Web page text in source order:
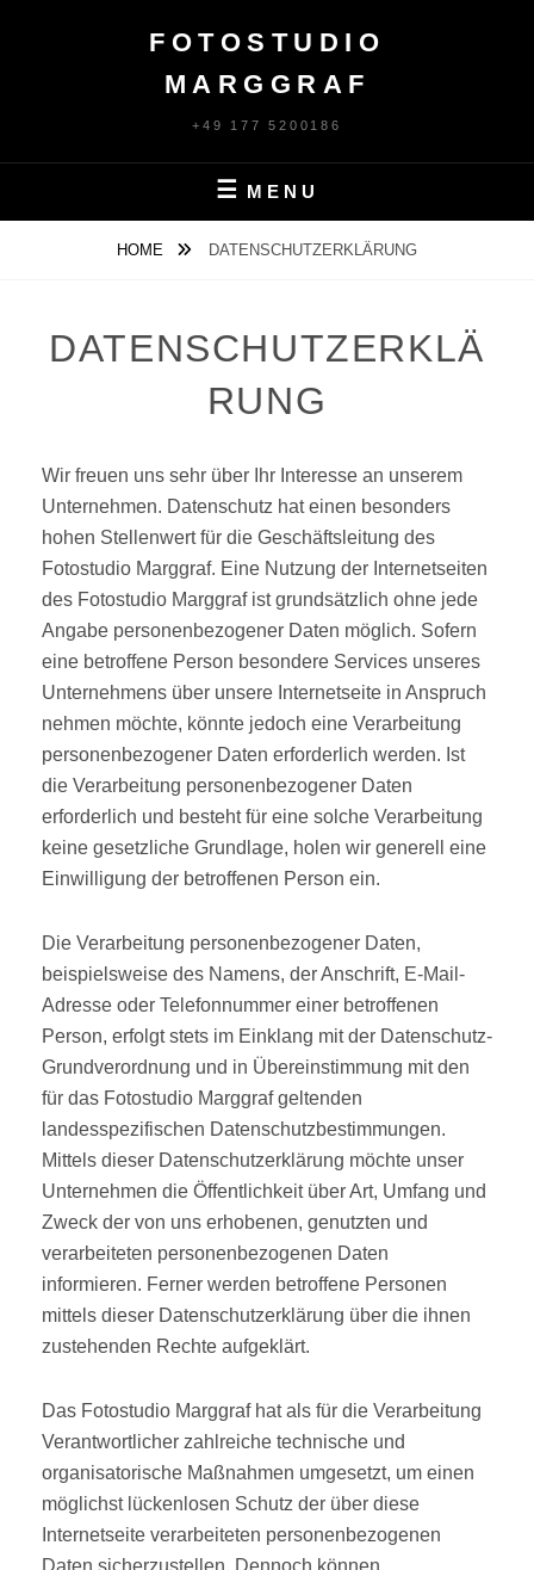
FOTOSTUDIO
MARGGRAF
+49 177 5200186
MENU
HOME DATENSCHUTZERKLÄRUNG
DATENSCHUTZERKLÄ
RUNG
Wir freuen uns sehr über Ihr Interesse an unserem
Unternehmen. Datenschutz hat einen besonders
hohen Stellenwert für die Geschäftsleitung des
Fotostudio Marggraf. Eine Nutzung der Internetseiten
des Fotostudio Marggraf ist grundsätzlich ohne jede
Angabe personenbezogener Daten möglich. Sofern
eine betroffene Person besondere Services unseres
Unternehmens über unsere Internetseite in Anspruch
nehmen möchte, könnte jedoch eine Verarbeitung
personenbezogener Daten erforderlich werden. Ist
die Verarbeitung personenbezogener Daten
erforderlich und besteht für eine solche Verarbeitung
keine gesetzliche Grundlage, holen wir generell eine
Einwilligung der betroffenen Person ein.
Die Verarbeitung personenbezogener Daten,
beispielsweise des Namens, der Anschrift, E-Mail-
Adresse oder Telefonnummer einer betroffenen
Person, erfolgt stets im Einklang mit der Datenschutz-
Grundverordnung und in Übereinstimmung mit den
für das Fotostudio Marggraf geltenden
landesspezifischen Datenschutzbestimmungen.
Mittels dieser Datenschutzerklärung möchte unser
Unternehmen die Öffentlichkeit über Art, Umfang und
Zweck der von uns erhobenen, genutzten und
verarbeiteten personenbezogenen Daten
informieren. Ferner werden betroffene Personen
mittels dieser Datenschutzerklärung über die ihnen
zustehenden Rechte aufgeklärt.
Das Fotostudio Marggraf hat als für die Verarbeitung
Verantwortlicher zahlreiche technische und
organisatorische Maßnahmen umgesetzt, um einen
möglichst lückenlosen Schutz der über diese
Internetseite verarbeiteten personenbezogenen
Daten sicherzustellen. Dennoch können